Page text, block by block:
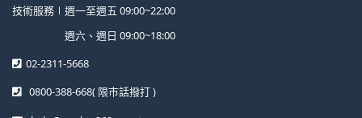
技術服務∣ 週一至週五 09:00~22:00
週六、週日 09:00~18:00
02-2311-5668
0800-388-668( 限市話撥打 )